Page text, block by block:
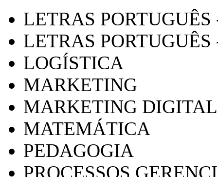
LETRAS
LETRAS PORTUGUÊS
LOGÍSTICA
MARKETING
MARKETING DIGITAL
MATEMÁTICA
PEDAGOGIA
PROCESSOS